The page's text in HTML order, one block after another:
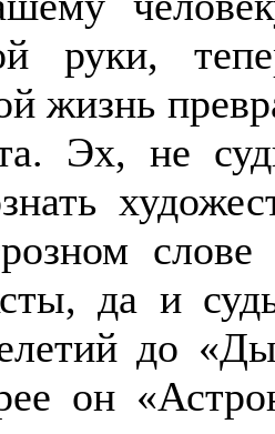
руки,
жизнь
Эх, не
да и
до
он